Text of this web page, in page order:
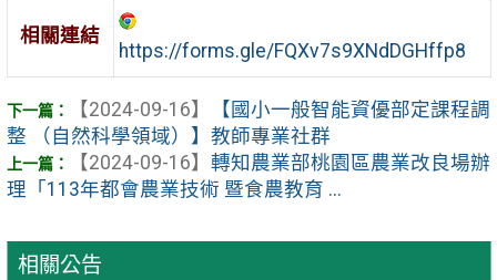
相關公告
相關連結
https://forms.gle/FQXv7s9XNdDGHffp8
【2024-09-16】
【國小一般智能資優部定課程調
整 （自然科學領域）】教師專業社群
【2024-09-16】 轉知農業部桃園區農業改良場辦
理「113年都會農業技術 暨食農教育 ...